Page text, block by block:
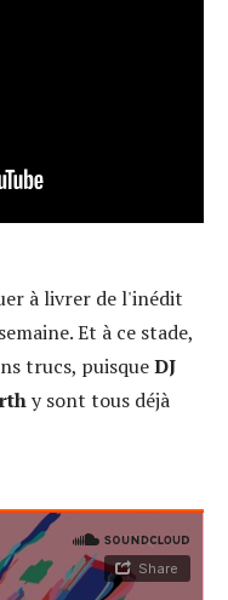
à livrer de l'inédit
Et à ce stade,
trucs, puisqueDJ
y sont tous déjà